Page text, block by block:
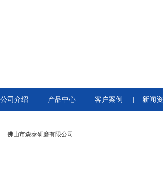
公司介绍 产品中心 客户案例 新闻
佛山市森泰研磨有限公司